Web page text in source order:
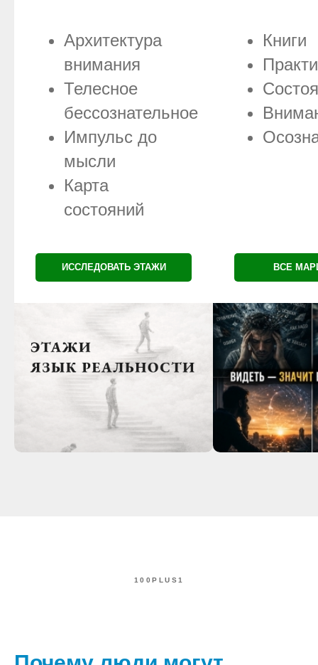
Архитектура
внимания
Телесное
бессознательное
Импульс до
мысли
Карта
состояний
ИССЛЕДОВАТЬ ЭТАЖИ
Книги
ВСЕ
100PLUS1